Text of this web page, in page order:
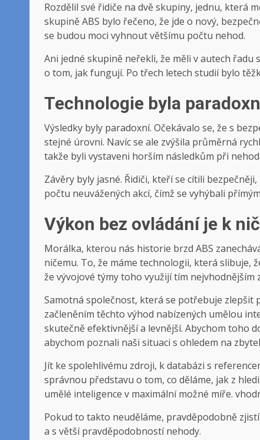
Rozdělil své řidiče na dvě skupiny, jednu, která
skupině ABS bylo řečeno, že jde o nový,
se budou moci vyhnout většímu počtu nehod.
Ani jedné skupině neřekli, že měli v autech
o tom, jak fungují. Po třech letech studií bylo
Technologie byla
Výsledky byly paradoxní. Očekávalo se, že s
stejné úrovni. Navíc se ale zvýšila průměrná
takže byli vystaveni horším následkům při
Závěry byly jasné. Řidiči, kteří se cítili
počtu neuvážených akcí, čímž se vyhýbali
Výkon bez ovládání je k
Morálka, kterou nás historie brzd ABS
ničemu. To, že máme technologii, která slibuje,
že vývojové týmy toho využijí tím nejvhodnějším
Samotná společnost, která se potřebuje
začleněním těchto výhod nabízených umělou
skutečně efektivnější a levnější. Abychom toho
abychom poznali naši situaci s ohledem na
Jít ke spolehlivému zdroji, k databázi s
správnou představu o tom, co děláme, jak z
umělé inteligence v maximální možné míře.
Pokud to takto neuděláme, pravděpodobně
a s větší pravděpodobností nehody.